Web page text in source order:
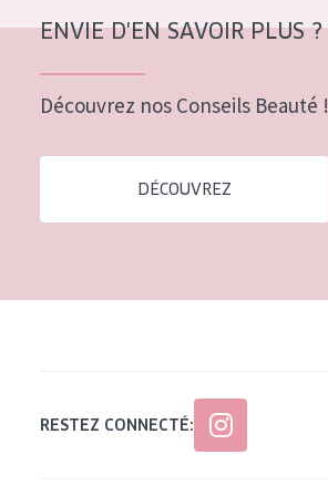
Peau normale à sèche
Peau mature
Peau ménopausée
Âge : 55+
ENVIE D'EN SAVOIR PLUS ?
Découvrez nos Conseils Beauté !
DÉCOUVREZ
RESTEZ CONNECTÉ: